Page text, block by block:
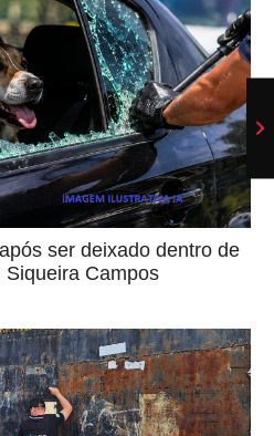
ser deixado dentro de
Campos